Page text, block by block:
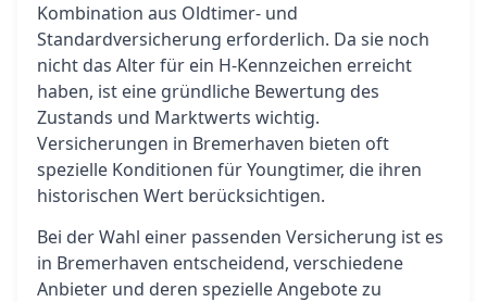
Kombination aus Oldtimer- und
Standardversicherung erforderlich. Da sie noch
nicht das Alter für ein H-Kennzeichen erreicht
haben, ist eine gründliche Bewertung des
Zustands und Marktwerts wichtig.
Versicherungen in Bremerhaven bieten oft
spezielle Konditionen für Youngtimer, die ihren
historischen Wert berücksichtigen.
Bei der Wahl einer passenden Versicherung ist es
in Bremerhaven entscheidend, verschiedene
Anbieter und deren spezielle Angebote zu